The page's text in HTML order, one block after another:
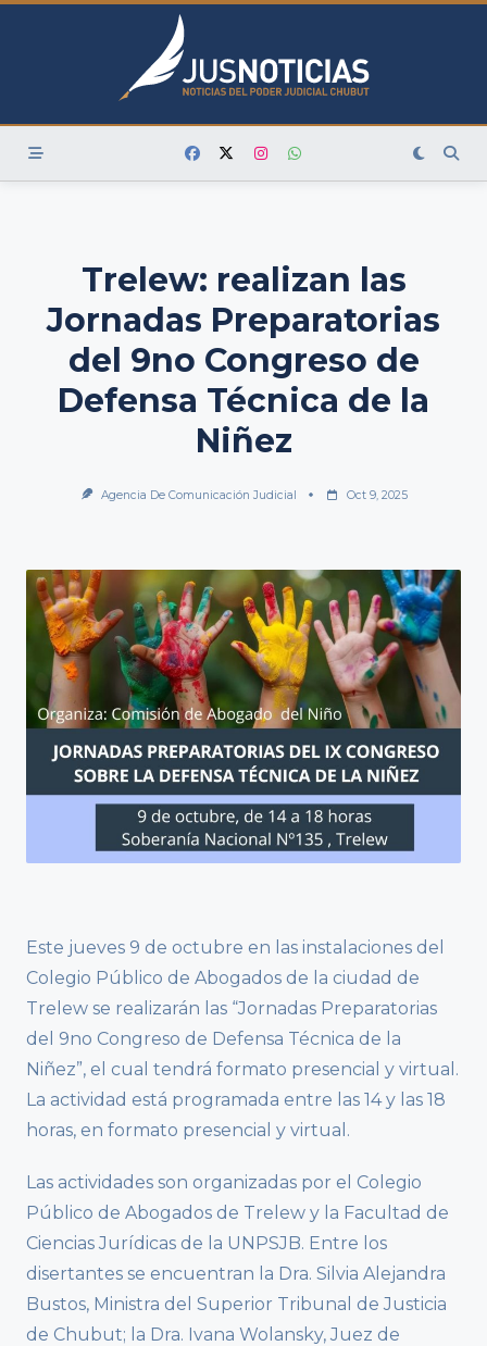
Skip
Trelew: realizan las
Jornadas Preparatorias
del 9no Congreso de
Defensa Técnica de la
Niñez
Agencia De Comunicación Judicial Oct 9, 2025
Este jueves 9 de octubre en las instalaciones del
Colegio Público de Abogados de la ciudad de
Trelew se realizarán las “Jornadas Preparatorias
del 9no Congreso de Defensa Técnica de la
Niñez”, el cual tendrá formato presencial y virtual.
La actividad está programada entre las 14 y las 18
horas, en formato presencial y virtual.
Las actividades son organizadas por el Colegio
Público de Abogados de Trelew y la Facultad de
Ciencias Jurídicas de la UNPSJB. Entre los
disertantes se encuentran la Dra. Silvia Alejandra
Bustos, Ministra del Superior Tribunal de Justicia
de Chubut; la Dra. Ivana Wolansky, Juez de